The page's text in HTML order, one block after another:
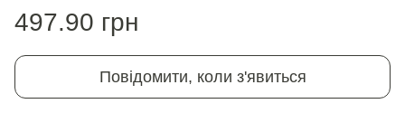
497.90 грн
Повідомити, коли з'явиться